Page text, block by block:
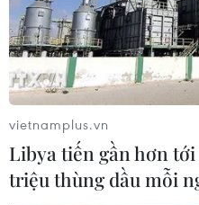
vietnamplus.vn
Libya tiến gần hơn
triệu thùng dầu mỗi